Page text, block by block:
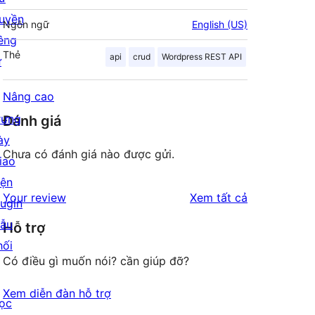
Ngôn ngữ English (US)
Thẻ api crud Wordpress REST API
Nâng cao
Đánh giá
Chưa có đánh giá nào được gửi.
Your review Xem tất cả
Hỗ trợ
Có điều gì muốn nói? cần giúp đỡ?
Xem diễn đàn hỗ trợ